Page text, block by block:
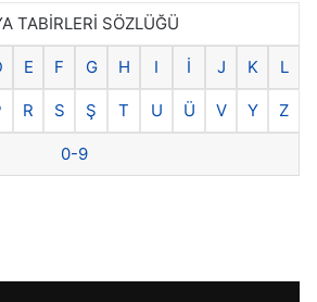
TABİRLERİ SÖZLÜĞÜ
E F G H I İ J K L
R S Ş T U Ü V Y Z
0-9